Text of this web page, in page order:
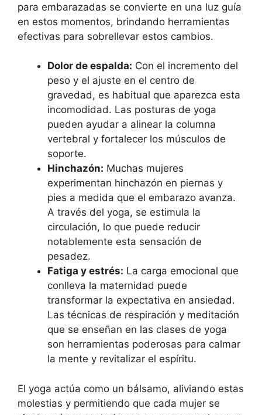
para embarazadas se convierte en una luz guía
en estos momentos, brindando herramientas
efectivas para sobrellevar estos cambios.
Dolor de espalda: Con el incremento del
peso y el ajuste en el centro de
gravedad, es habitual que aparezca esta
incomodidad. Las posturas de yoga
pueden ayudar a alinear la columna
vertebral y fortalecer los músculos de
soporte.
Hinchazón: Muchas mujeres
experimentan hinchazón en piernas y
pies a medida que el embarazo avanza.
A través del yoga, se estimula la
circulación, lo que puede reducir
notablemente esta sensación de
pesadez.
Fatiga y estrés: La carga emocional que
conlleva la maternidad puede
transformar la expectativa en ansiedad.
Las técnicas de respiración y meditación
que se enseñan en las clases de yoga
son herramientas poderosas para calmar
la mente y revitalizar el espíritu.
El yoga actúa como un bálsamo, aliviando estas
molestias y permitiendo que cada mujer se